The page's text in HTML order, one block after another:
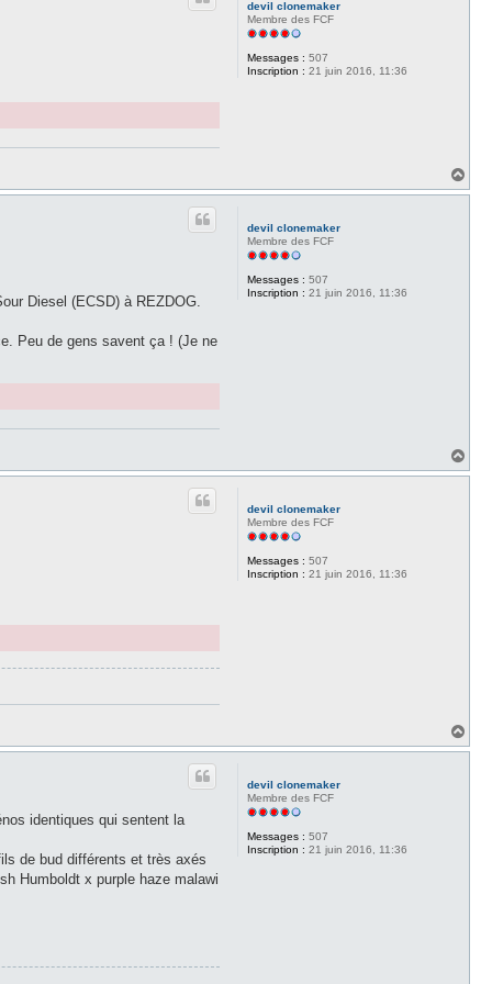
devil clonemaker
Membre des FCF
Messages : 507
Inscription : 21 juin 2016, 11:36
a
devil clonemaker
Membre des FCF
Messages : 507
Inscription : 21 juin 2016, 11:36
Diesel (ECSD) à REZDOG.
Peu de gens savent ça ! (Je ne
a
devil clonemaker
Membre des FCF
Messages : 507
Inscription : 21 juin 2016, 11:36
a
devil clonemaker
Membre des FCF
Messages : 507
Inscription : 21 juin 2016, 11:36
identiques qui sentent la
de bud différents et très axés
Humboldt x purple haze malawi